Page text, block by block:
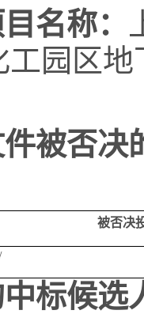
名称：
工园区
被否决
被否决
标候选